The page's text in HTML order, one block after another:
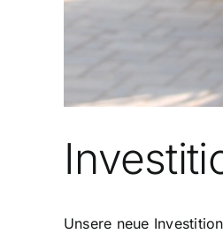
Unsere neue